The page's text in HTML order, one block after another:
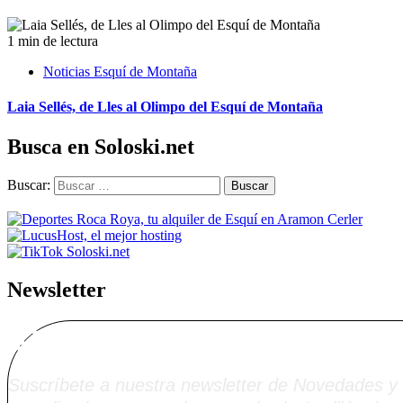
1 min de lectura
Noticias Esquí de Montaña
Laia Sellés, de Lles al Olimpo del Esquí de Montaña
Busca en Soloski.net
Buscar:
Newsletter
Alta Boletín
Suscríbete a nuestra newsletter de Novedades y